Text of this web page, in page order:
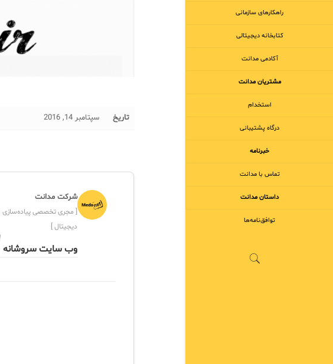
راهکارهای سازمانی
کتابخانه دیجیتالی
آکادمی مدانت
مشتریان مدانت
استخدام
درگاه پشتیبانی
خبرنامه
تماس با مدانت
داستان مدانت
توافق‌نامه‌ها
تاریخ سپتامبر 14, 2016
شرکت مدانت
دیجیتال ]
وب سایت سروشانه